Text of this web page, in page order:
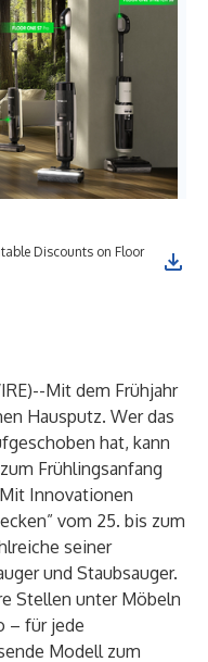
Discounts on Floor
)--Mit dem Frühjahr
Hausputz. Wer das
hat, kann
Frühlingsanfang
Innovationen
vom 25. bis zum
seiner
und Staubsauger.
Stellen unter Möbeln
– für jede
Modell zum